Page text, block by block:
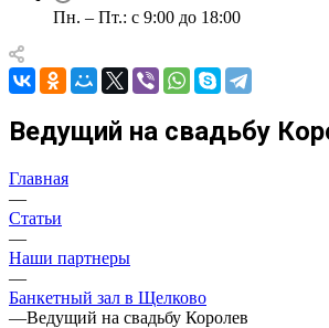
Пн. – Пт.: с 9:00 до 18:00
Ведущий на свадьбу
Главная
—
Статьи
—
Наши партнеры
—
Банкетный зал в Щелково
—Ведущий на свадьбу Королев